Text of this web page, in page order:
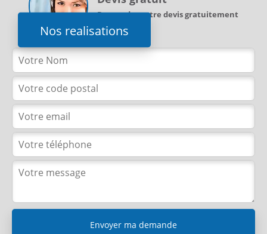
Nos realisations
Demandez votre devis gratuitement